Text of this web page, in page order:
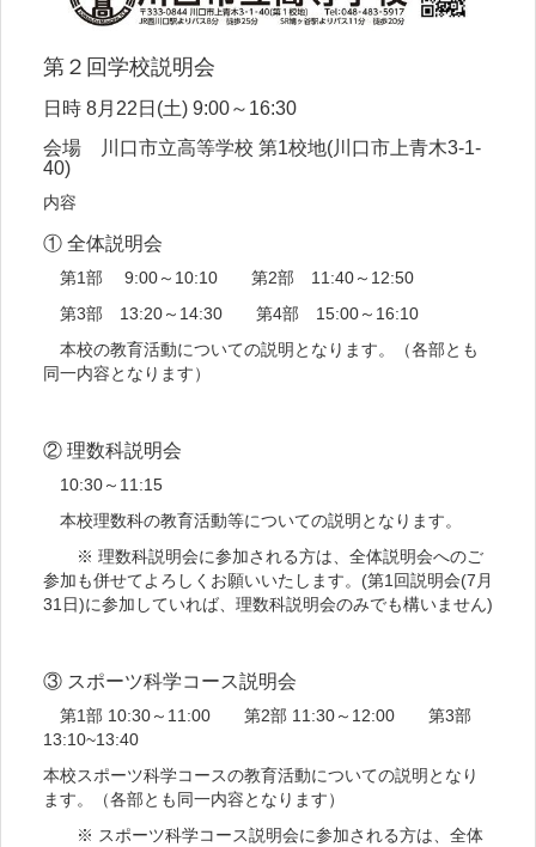
第２回学校説明会
日時 8月22日(土) 9:00～16:30
会場 川口市立高等学校 第1校地(川口市上青木3-1-
40)
内容
① 全体説明会
第1部 9:00～10:10 第2部 11:40～12:50
第3部 13:20～14:30 第4部 15:00～16:10
本校の教育活動についての説明となります。（各部とも
同一内容となります）
② 理数科説明会
10:30～11:15
本校理数科の教育活動等についての説明となります。
※ 理数科説明会に参加される方は、全体説明会へのご
参加も併せてよろしくお願いいたします。(第1回説明会(7月
31日)に参加していれば、理数科説明会のみでも構いません)
③ スポーツ科学コース説明会
第1部 10:30～11:00 第2部 11:30～12:00 第3部
13:10~13:40
本校スポーツ科学コースの教育活動についての説明となり
ます。（各部とも同一内容となります）
※ スポーツ科学コース説明会に参加される方は、全体